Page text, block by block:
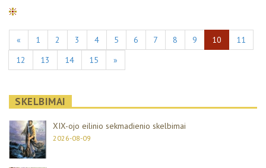
« 1 2 3 4 5 6 7 8 9 10
11
12
13 14 15 »
SKELBIMAI
XIX-ojo eilinio sekmadienio skelbimai
2026-08-09